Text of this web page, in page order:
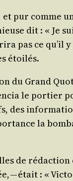
pur comme
dit : « Je
pas ce qu’il
étoilés.
du Grand
le por­tier
la
de rédac­tion
— était : «